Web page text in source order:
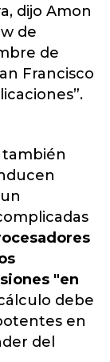
dijo Amon
de
de
Francisco
también
"en
debe
en
del